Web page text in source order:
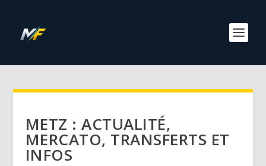
METZ : ACTUALITÉ,
MERCATO, TRANSFERTS ET
INFOS